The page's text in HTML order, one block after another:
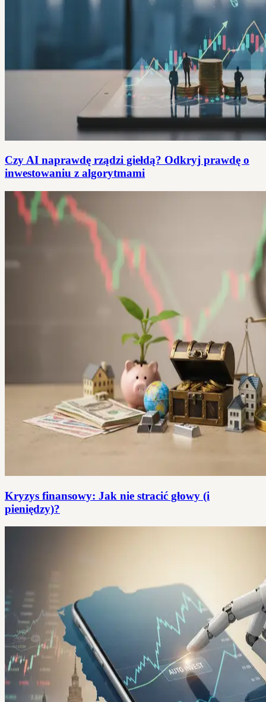
Czy AI naprawdę rządzi giełdą? Odkryj prawdę o
inwestowaniu z algorytmami
Kryzys finansowy: Jak nie stracić głowy (i
pieniędzy)?